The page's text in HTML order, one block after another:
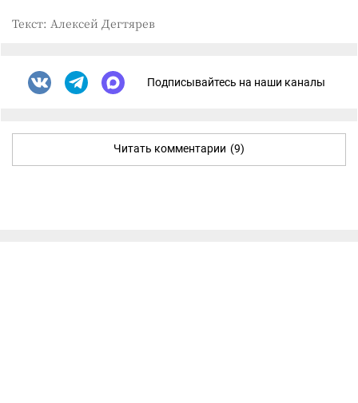
Текст: Алексей Дегтярев
Подписывайтесь на наши каналы
Читать комментарии (9)